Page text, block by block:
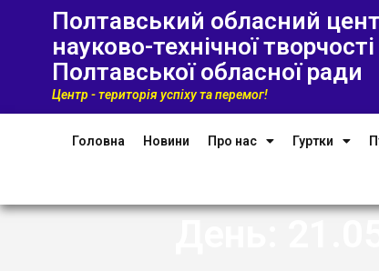
Полтавський обласний
науково-технічної
Полтавської обласної ради
Центр - територія успіху та перемог!
Головна Новини Про нас Гуртки